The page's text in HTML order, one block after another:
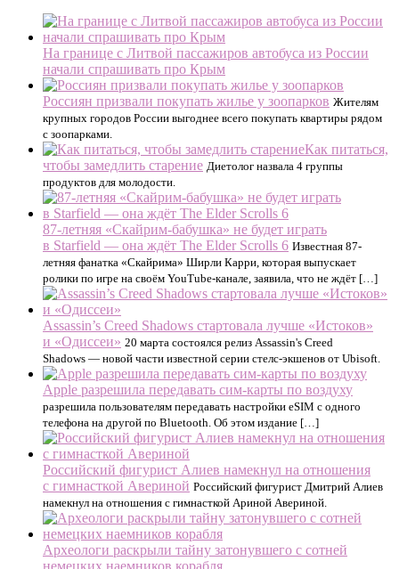
На границе с Литвой пассажиров автобуса из России
начали спрашивать про Крым
Россиян призвали покупать жилье у зоопарков Жителям
крупных городов России выгоднее всего покупать квартиры рядом
с зоопарками.
Как питаться,
чтобы замедлить старение Диетолог назвала 4 группы
продуктов для молодости.
87-летняя «Скайрим-бабушка» не будет играть
в Starfield — она ждёт The Elder Scrolls 6 Известная 87-
летняя фанатка «Скайрима» Ширли Карри, которая выпускает
ролики по игре на своём YouTube-канале, заявила, что не ждёт […]
Assassin’s Creed Shadows стартовала лучше «Истоков»
и «Одиссеи» 20 марта состоялся релиз Assassin's Creed
Shadows — новой части известной серии стелс-экшенов от Ubisoft.
Apple разрешила передавать сим-карты по воздуху
разрешила пользователям передавать настройки eSIM с одного
телефона на другой по Bluetooth. Об этом издание […]
Российский фигурист Алиев намекнул на отношения
с гимнасткой Авериной Российский фигурист Дмитрий Алиев
намекнул на отношения с гимнасткой Ариной Авериной.
Археологи раскрыли тайну затонувшего с сотней
немецких наемников корабля